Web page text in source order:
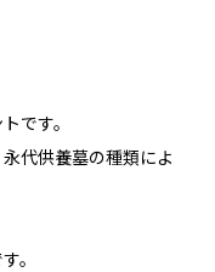
です。
代供養墓の種類によ
。